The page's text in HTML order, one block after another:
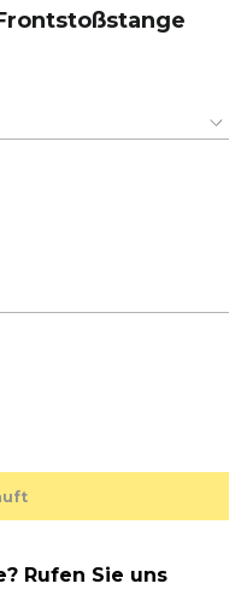
Rufen Sie uns